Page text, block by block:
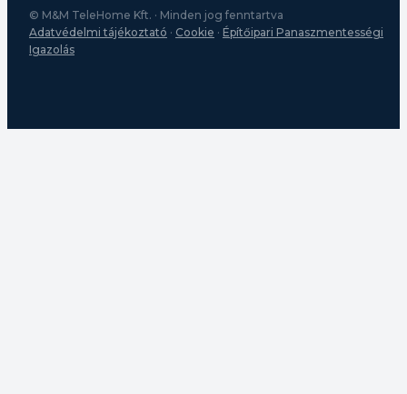
© M&M TeleHome Kft. · Minden jog fenntartva
Adatvédelmi tájékoztató · Cookie · Építőipari Panaszmentességi
Igazolás